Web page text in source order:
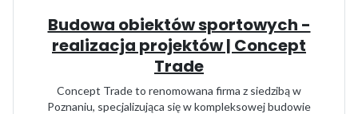
Budowa obiektów sportowych -
realizacja projektów | Concept
Trade
Concept Trade to renomowana firma z siedzibą w
Poznaniu, specjalizująca się w kompleksowej budowie